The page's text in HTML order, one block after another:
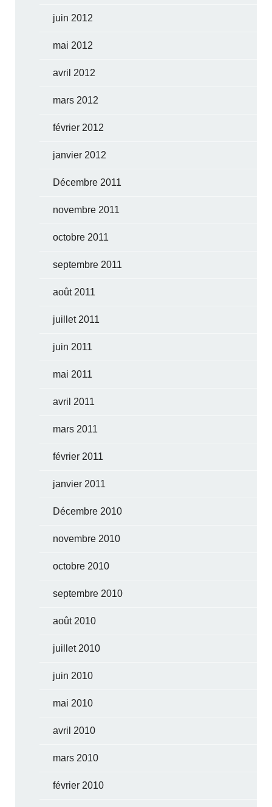
juin 2012
mai 2012
avril 2012
mars 2012
février 2012
janvier 2012
Décembre 2011
novembre 2011
octobre 2011
septembre 2011
août 2011
juillet 2011
juin 2011
mai 2011
avril 2011
mars 2011
février 2011
janvier 2011
Décembre 2010
novembre 2010
octobre 2010
septembre 2010
août 2010
juillet 2010
juin 2010
mai 2010
avril 2010
mars 2010
février 2010